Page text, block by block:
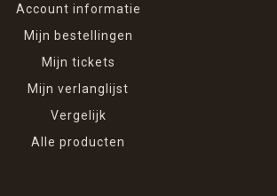
Account informatie
Mijn bestellingen
Mijn tickets
Mijn verlanglijst
Vergelijk
Alle producten